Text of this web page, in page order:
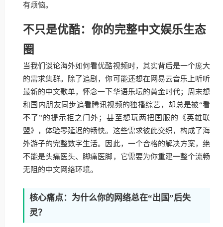
有烦恼。
不只是优酷：你的完整中文娱乐生态
圈
当我们谈论海外如何看优酷视频时，其实背后是一个庞大
的需求集群。除了追剧，你可能还想在网易云音乐上听听
最新的中文歌单，怀念一下华语乐坛的黄金时代；周末想
和国内朋友同步追看腾讯视频的独播综艺，却总是被“看
不了”的提示拒之门外；甚至想玩两把国服的《英雄联
盟》，体验零延迟的畅快。这些需求彼此交织，构成了海
外游子的完整数字生活。因此，一个合格的解决方案，绝
不能是头痛医头、脚痛医脚，它需要为你重建一整个流畅
无阻的中文网络环境。
核心痛点：为什么你的网络总在“出国”后失
灵？